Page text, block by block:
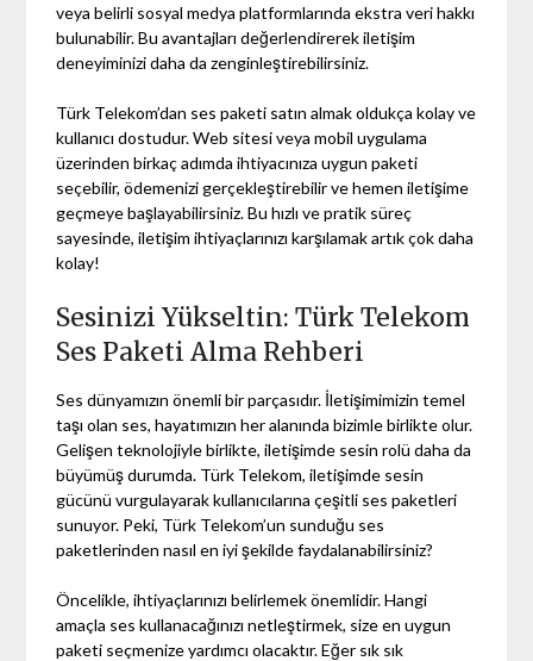
veya belirli sosyal medya platformlarında ekstra veri hakkı
bulunabilir. Bu avantajları değerlendirerek iletişim
deneyiminizi daha da zenginleştirebilirsiniz.
Türk Telekom’dan ses paketi satın almak oldukça kolay ve
kullanıcı dostudur. Web sitesi veya mobil uygulama
üzerinden birkaç adımda ihtiyacınıza uygun paketi
seçebilir, ödemenizi gerçekleştirebilir ve hemen iletişime
geçmeye başlayabilirsiniz. Bu hızlı ve pratik süreç
sayesinde, iletişim ihtiyaçlarınızı karşılamak artık çok daha
kolay!
Sesinizi Yükseltin: Türk Telekom
Ses Paketi Alma Rehberi
Ses dünyamızın önemli bir parçasıdır. İletişimimizin temel
taşı olan ses, hayatımızın her alanında bizimle birlikte olur.
Gelişen teknolojiyle birlikte, iletişimde sesin rolü daha da
büyümüş durumda. Türk Telekom, iletişimde sesin
gücünü vurgulayarak kullanıcılarına çeşitli ses paketleri
sunuyor. Peki, Türk Telekom’un sunduğu ses
paketlerinden nasıl en iyi şekilde faydalanabilirsiniz?
Öncelikle, ihtiyaçlarınızı belirlemek önemlidir. Hangi
amaçla ses kullanacağınızı netleştirmek, size en uygun
paketi seçmenize yardımcı olacaktır. Eğer sık sık